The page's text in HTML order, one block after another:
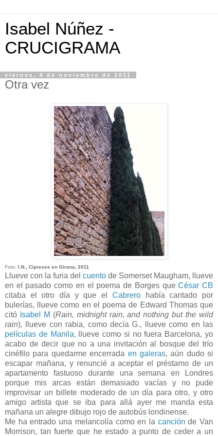
Isabel Núñez -
CRUCIGRAMA
viernes, 4 de noviembre de 2011
Otra vez
Foto: I.N., Cipreses en Girona, 2011
Llueve con la furia del cuento de Somerset Maugham, llueve
en el pasado como en el poema de Borges queCésar CB
citaba el otro día y que el Cabrerohabía cantado por
bulerías, llueve como en el poema de Edward Thomas que
citó Isabel M (Rain, midnight rain, and nothing but the wild
rain), llueve con rabia, como decía G., llueve como en las
películas de Manila, llueve como si no fuera Barcelona, yo
acabo de decir que no a una invitación al bosque del trío
cinéfilo para quedarme encerrada en galeras, aún dudo si
escapar mañana, y renuncié a aceptar el préstamo de un
apartamento fastuoso durante una semana en Londres
porque mis arcas están demasiado vacías y no pude
improvisar un billete moderado de un día para otro, y otro
amigo artista que se iba para allá ayer me manda esta
mañana un alegre dibujo rojo de autobús londinense.
Me ha entrado una melancolía como en la canciónde Van
Morrison, tan fuerte que he estado a punto de ceder a un